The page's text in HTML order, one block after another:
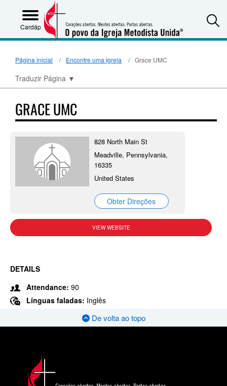
Cardápio
Página inicial Encontre uma Igreja Grace UMC
Traduzir Página ▼
GRACE UMC
828 North Main St
Meadville, Pennsylvania,
16335
United States
Obter Direções
VIEW WEBSITE
DETAILS
Attendance: 90
Línguas faladas: Inglês
De volta ao topo